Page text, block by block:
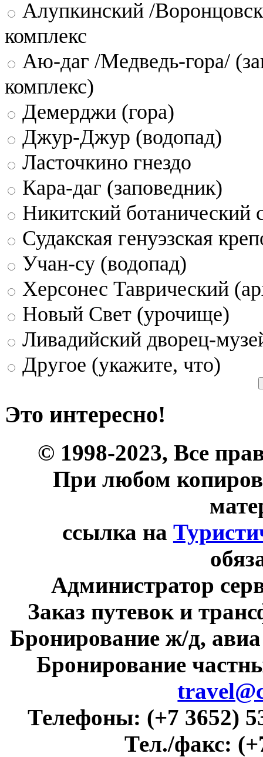
Алупкинский /
комплекс
Аю-даг /Медведь-гора/
комплекс)
Демерджи (гора)
Джур-Джур (водопад)
Ласточкино гнездо
Кара-даг (заповедник)
Никитский ботанический
Судакская генуэзская
Учан-су (водопад)
Херсонес Таврический
Новый Свет (урочище)
Ливадийский дворец-
Другое (укажите, что)
Это интересно!
© 1998-2023, Все
При любом
ссылка на
Администратор
Заказ путевок и
Бронирование ж/д,
Бронирование
Телефоны: (+7 3652)
Тел./факс: